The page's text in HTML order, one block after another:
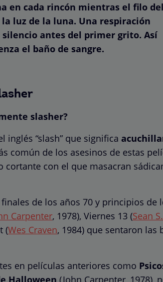
en cada rincón mientras el filo del
luz de la luna. Una respiración
antes del primer grito. Así
el baño de sangre.
slasher?
inglés “slash” que significa
común de los asesinos de estas
con el que masacran
de los años 70 y principios de
Carpenter, 1978), Viernes 13 (Sean
(Wes Craven, 1984) que sentaron las
en películas anteriores como
Halloween (John Carpenter, 1978),